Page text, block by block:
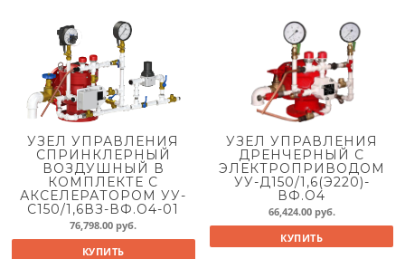
УЗЕЛ УПРАВЛЕНИЯ
СПРИНКЛЕРНЫЙ
ВОЗДУШНЫЙ В
КОМПЛЕКТЕ С
АКСЕЛЕРАТОРОМ УУ-
С150/1,6ВЗ-ВФ.О4-01
76,798.00 руб.
КУПИТЬ
УЗЕЛ УПРАВЛЕНИЯ
ДРЕНЧЕРНЫЙ С
ЭЛЕКТРОПРИВОДОМ
УУ-Д150/1,6(Э220)-
ВФ.О4
66,424.00 руб.
КУПИТЬ